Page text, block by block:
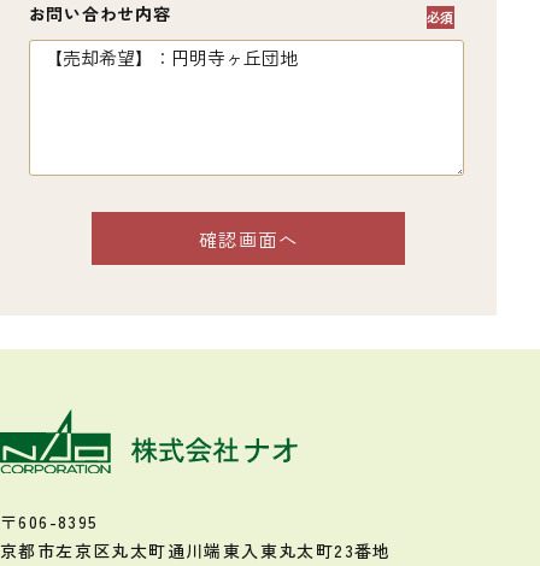
お問い合わせ内容
〒606-8395
京都市左京区丸太町通川端東入 東丸太町23番地